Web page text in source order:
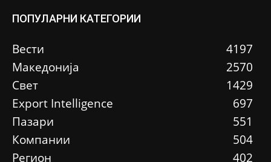
ПОПУЛАРНИ КАТЕГОРИИ
Вести
4197
Македонија
2570
Свет
1429
Еxport Intelligence
697
Пазари
551
Компании
504
Регион
402